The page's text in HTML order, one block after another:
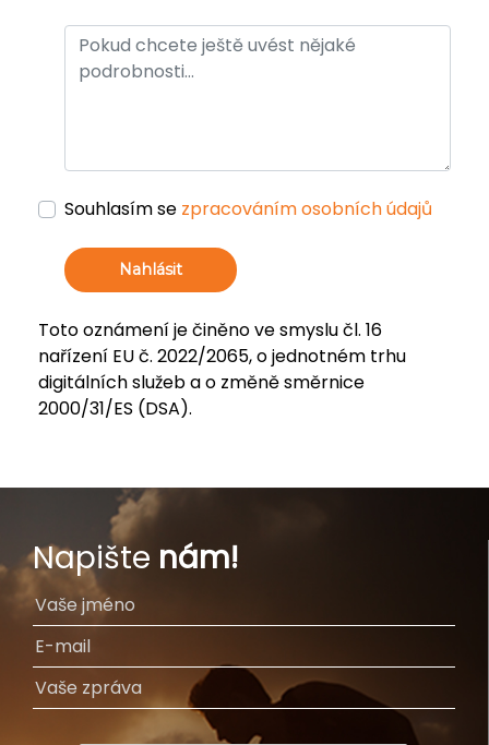
Souhlasím se zpracováním osobních údajů
Nahlásit
Toto oznámení je činěno ve smyslu čl. 16
nařízení EU č. 2022/2065, o jednotném trhu
digitálních služeb a o změně směrnice
2000/31/ES (DSA).
Napište nám!